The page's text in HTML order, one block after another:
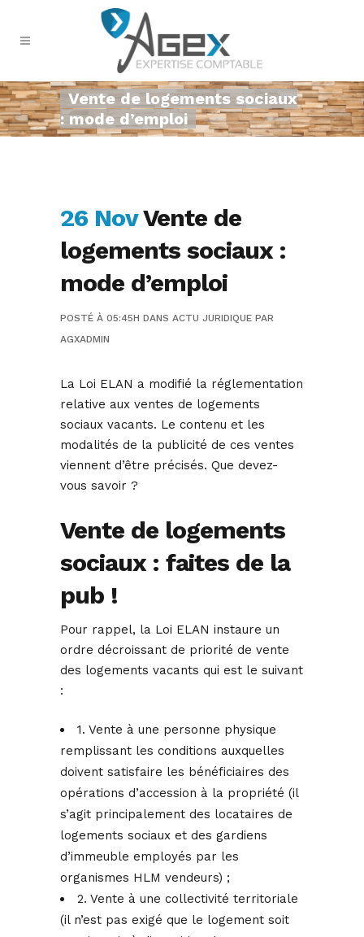
Vente de logements sociaux
: mode d’emploi
26 NovVente de
logements sociaux :
mode d’emploi
POSTÉ À 05:45H DANS ACTU JURIDIQUE PAR
AGXADMIN
La Loi ELAN a modifié la réglementation
relative aux ventes de logements
sociaux vacants. Le contenu et les
modalités de la publicité de ces ventes
viennent d’être précisés. Que devez-
vous savoir ?
Vente de logements
sociaux : faites de la
pub !
Pour rappel, la Loi ELAN instaure un
ordre décroissant de priorité de vente
des logements vacants qui est le suivant
:
1. Vente à une personne physique
remplissant les conditions auxquelles
doivent satisfaire les bénéficiaires des
opérations d’accession à la propriété (il
s’agit principalement des locataires de
logements sociaux et des gardiens
d’immeuble employés par les
organismes HLM vendeurs) ;
2. Vente à une collectivité territoriale
(il n’est pas exigé que le logement soit